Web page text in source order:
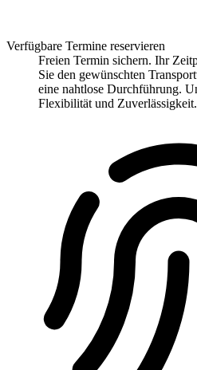
Verfügbare Termine reservieren
Freien Termin sichern. Ihr
Sie den gewünschten
eine nahtlose Durchführung.
Flexibilität und Zuverlässigkeit.